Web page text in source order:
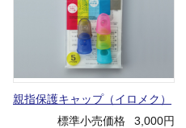
親指保護キャップ（イロメク）
標準小売価格
3,000円